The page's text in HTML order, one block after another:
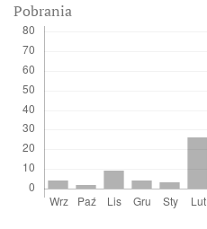
Pobrania